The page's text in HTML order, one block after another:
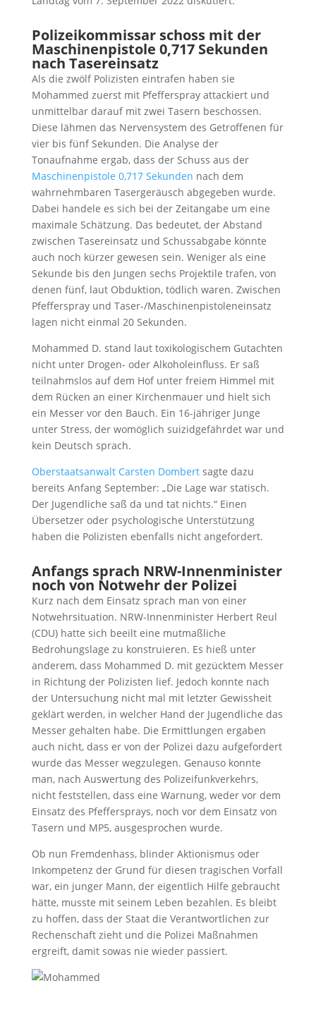
Polizeikommissar schoss mit der
Maschinenpistole 0,717 Sekunden
nach Tasereinsatz
Als die zwölf Polizisten eintrafen haben sie
Mohammed zuerst mit Pfefferspray attackiert und
unmittelbar darauf mit zwei Tasern beschossen.
Diese lähmen das Nervensystem des Getroffenen für
vier bis fünf Sekunden. Die Analyse der
Tonaufnahme ergab, dass der Schuss aus der
Maschinenpistole 0,717 Sekunden nach dem
wahrnehmbaren Tasergeräusch abgegeben wurde.
Dabei handele es sich bei der Zeitangabe um eine
maximale Schätzung. Das bedeutet, der Abstand
zwischen Tasereinsatz und Schussabgabe könnte
auch noch kürzer gewesen sein. Weniger als eine
Sekunde bis den Jungen sechs Projektile trafen, von
denen fünf, laut Obduktion, tödlich waren. Zwischen
Pfefferspray und Taser-/Maschinenpistoleneinsatz
lagen nicht einmal 20 Sekunden.
Mohammed D. stand laut toxikologischem Gutachten
nicht unter Drogen- oder Alkoholeinfluss. Er saß
teilnahmslos auf dem Hof unter freiem Himmel mit
dem Rücken an einer Kirchenmauer und hielt sich
ein Messer vor den Bauch. Ein 16-jähriger Junge
unter Stress, der womöglich suizidgefährdet war und
kein Deutsch sprach.
Oberstaatsanwalt Carsten Dombertsagte dazu
bereits Anfang September: „Die Lage war statisch.
Der Jugendliche saß da und tat nichts.“ Einen
Übersetzer oder psychologische Unterstützung
haben die Polizisten ebenfalls nicht angefordert.
Anfangs sprach NRW-Innenminister
noch von Notwehr der Polizei
Kurz nach dem Einsatz sprach man von einer
Notwehrsituation. NRW-Innenminister Herbert Reul
(CDU) hatte sich beeilt eine mutmaßliche
Bedrohungslage zu konstruieren. Es hieß unter
anderem, dass Mohammed D. mit gezücktem Messer
in Richtung der Polizisten lief. Jedoch konnte nach
der Untersuchung nicht mal mit letzter Gewissheit
geklärt werden, in welcher Hand der Jugendliche das
Messer gehalten habe. Die Ermittlungen ergaben
auch nicht, dass er von der Polizei dazu aufgefordert
wurde das Messer wegzulegen. Genauso konnte
man, nach Auswertung des Polizeifunkverkehrs,
nicht feststellen, dass eine Warnung, weder vor dem
Einsatz des Pfeffersprays, noch vor dem Einsatz von
Tasern und MP5, ausgesprochen wurde.
Ob nun Fremdenhass, blinder Aktionismus oder
Inkompetenz der Grund für diesen tragischen Vorfall
war, ein junger Mann, der eigentlich Hilfe gebraucht
hätte, musste mit seinem Leben bezahlen. Es bleibt
zu hoffen, dass der Staat die Verantwortlichen zur
Rechenschaft zieht und die Polizei Maßnahmen
ergreift, damit sowas nie wieder passiert.